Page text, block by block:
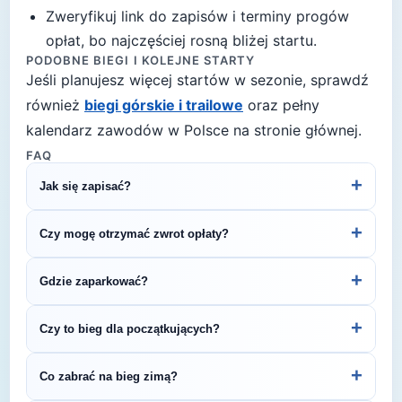
Zweryfikuj link do zapisów i terminy progów
opłat, bo najczęściej rosną bliżej startu.
PODOBNE BIEGI I KOLEJNE STARTY
Jeśli planujesz więcej startów w sezonie, sprawdź
również biegi górskie i trailowe oraz pełny
kalendarz zawodów w Polsce na stronie głównej.
FAQ
Jak się zapisać? +
przejść do strony organizatora z formularzem
rejestracyjnym.
Czy mogę otrzymać zwrot opłaty? +
regulamin biegu lub skontaktuj się z
organizatorem.
Gdzie zaparkować? +
— szczegóły znajdziesz w opisie biegu lub na
stronie organizatora.
Czy to bieg dla początkujących? +
biegowe. To krótki, satysfakcjonujący bieg, który
Co zabrać na bieg zimą? +